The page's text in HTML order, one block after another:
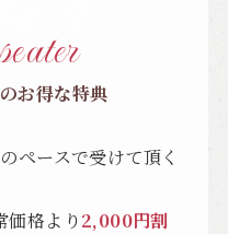
お得な特典
ペースで受けて頂く
価格より 2,000円割